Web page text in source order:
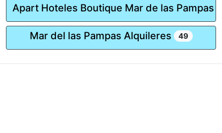
Apart Hoteles Boutique Mar de las Pampas
Mar del las Pampas Alquileres 49